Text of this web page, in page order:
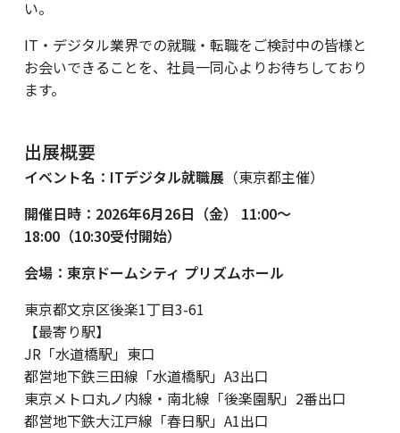
い。
IT・デジタル業界での就職・転職をご検討中の皆様と
お会いできることを、社員一同心よりお待ちしており
ます。
出展概要
イベント名：ITデジタル就職展 （東京都主催）
開催日時：2026年6月26日（金） 11:00〜
18:00（10:30受付開始）
会場：東京ドームシティ プリズムホール
東京都文京区後楽1丁目3-61
【最寄り駅】
JR「水道橋駅」東口
都営地下鉄三田線「水道橋駅」A3出口
東京メトロ丸ノ内線・南北線「後楽園駅」2番出口
都営地下鉄大江戸線「春日駅」A1出口